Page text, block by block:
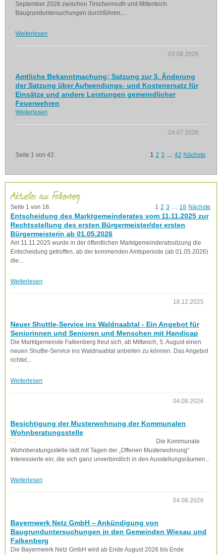
September 2026 zwischen Tirschenreuth und Mitterteich
Baugrunduntersuchungen durchführen....
Weiterlesen
03.08.2026
Amtliche Bekanntmachung; Satzung zur 3. Änderung
der Satzung über Aufwendungs- und Kostenersatz für
Einsätze und andere Leistungen gemeindlicher
Feuerwehren
Weiterlesen
24.07.2026
Seite 1 von 42. 1 2 3 .... 42 Nächste
Aktuelles aus Falkenberg
Seite 1 von 18. 1 2 3 .... 18 Nächste
Entscheidung des Marktgemeinderates vom 11.11.2025 zur
Rechtsstellung des ersten Bürgermeister/der ersten
Bürgermeisterin ab 01.05.2026
Am 11.11.2025 wurde in der öffentlichen Marktgemeinderatssitzung die
Entscheidung getroffen, ab der kommenden Amtsperiode (ab 01.05.2026)
die...
Weiterlesen
18.12.2025
Neuer Shuttle-Service ins Waldnaabtal - Ein Angebot für
Seniorinnen und Senioren und Menschen mit Handicap
Die Marktgemeinde Falkenberg freut sich, ab Mittwoch, 5. August einen
neuen Shuttle-Service ins Waldnaabtal anbeiten zu können. Das Angebot
richtet...
Weiterlesen
04.08.2026
Besichtigung der Musterwohnung der Kommunalen
Wohnberatungsstelle
Die Kommunale
Wohnberatungsstelle lädt mit Tagen der „Offenen Musterwohnung“
Interessierte ein, die sich ganz unverbindlich in den Ausstellungsräumen...
Weiterlesen
04.08.2026
Bayernwerk Netz GmbH – Ankündigung von
Baugrunduntersuchungen in den Gemeinden Wiesau und
Falkenberg
Die Bayernwerk Netz GmbH wird ab Ende August 2026 bis Ende